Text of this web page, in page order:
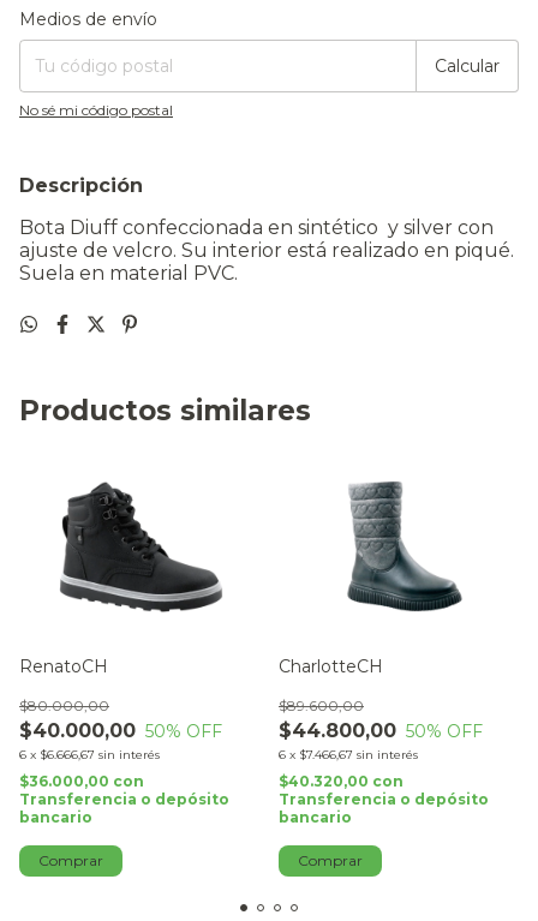
Entregas para el CP:
Medios de envío
Calcular
No sé mi código postal
Descripción
Bota Diuff confeccionada en sintético y silver con
ajuste de velcro. Su interior está realizado en piqué.
Suela en material PVC.
Productos similares
RenatoCH
$40.000,00
$80.000,00
50% OFF
6 x $6.666,67 sin interés
$36.000,00 con
Transferencia o depósito
bancario
Comprar
CharlotteCH
$44.800,00
$89.600,00
50% OFF
6 x $7.466,67 sin interés
$40.320,00 con
Transferencia o depósito
bancario
Comprar